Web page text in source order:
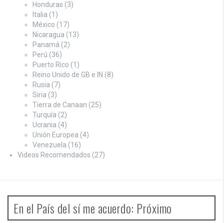
Honduras (3)
Italia (1)
México (17)
Nicaragua (13)
Panamá (2)
Perú (36)
Puerto Rico (1)
Reino Unido de GB e IN (8)
Rusia (7)
Siria (3)
Tierra de Canaan (25)
Turquía (2)
Ucrania (4)
Unión Europea (4)
Venezuela (16)
Videos Recomendados (27)
En el País del sí me acuerdo: Próximo